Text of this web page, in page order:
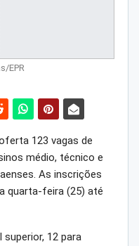
EPR
123 vagas de
médio, técnico e
As inscrições
quarta-feira (25) até
12 para